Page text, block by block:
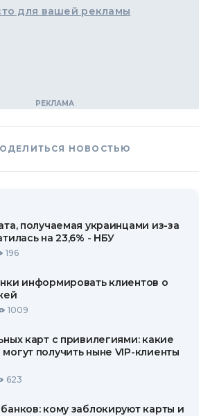
для вашей рекламы
НОВОСТЬЮ
получаемая украинцами из-за
на 23,6% - НБУ
196
информировать клиентов о
1009
карт с привилегиями: какие
получить ныне VIP-клиенты
623
кому заблокируют карты и